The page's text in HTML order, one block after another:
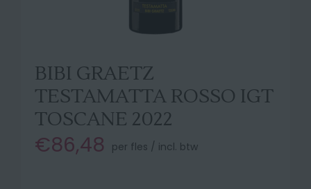
BIBI GRAETZ
TESTAMATTA ROSSO IGT
TOSCANE 2022
€86,48 per fles / incl. btw